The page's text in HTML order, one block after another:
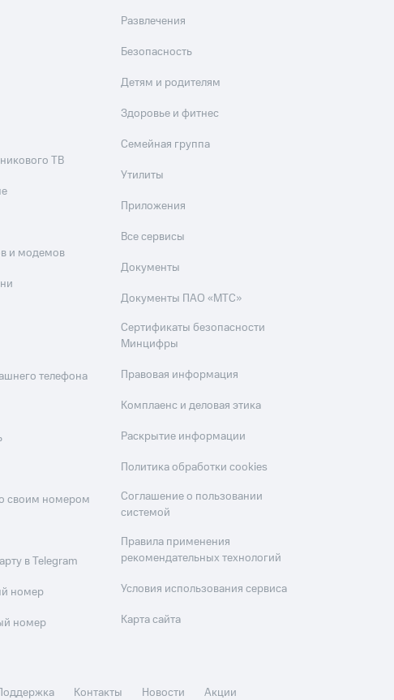
ТВ
и модемов
телефона
своим номером
в Telegram
номер
номер
Развлечения
Безопасность
Детям и родителям
Здоровье и фитнес
Семейная группа
Утилиты
Приложения
Все сервисы
Документы
Документы ПАО «МТС»
Сертификаты безопасности
Минцифры
Правовая информация
Комплаенс и деловая этика
Раскрытие информации
Политика обработки cookies
Соглашение о пользовании
системой
Правила применения
рекомендательных технологий
Условия использования сервиса
Карта сайта
Контакты Новости Акции